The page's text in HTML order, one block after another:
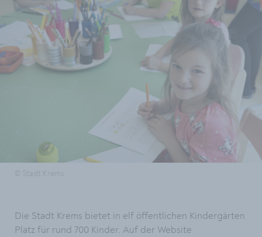
Die Stadt Krems bietet in elf öffentlichen Kindergärten
Platz für rund 700 Kinder. Auf der Website